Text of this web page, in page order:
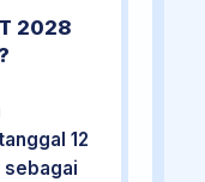
2028
12
sebagai